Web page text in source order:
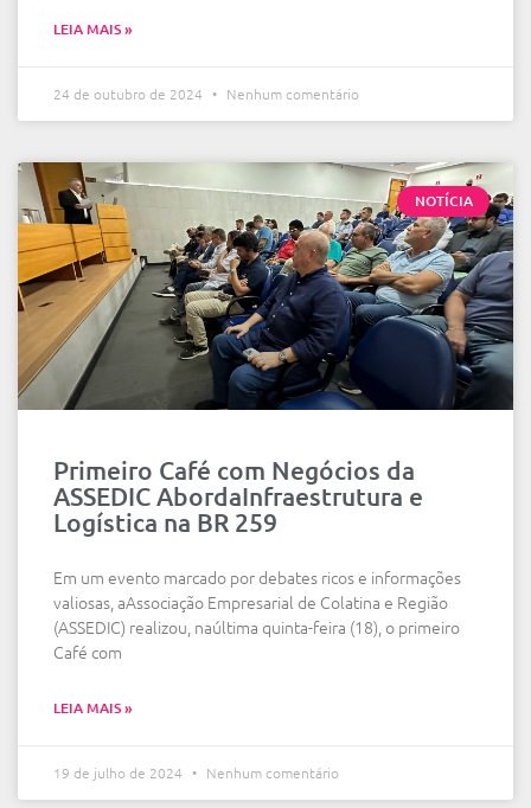
LEIA MAIS »
24 de outubro de 2024 Nenhum comentário
NOTÍCIA
Primeiro Café com Negócios da
ASSEDIC AbordaInfraestrutura e
Logística na BR 259
Em um evento marcado por debates ricos e informações
valiosas, aAssociação Empresarial de Colatina e Região
(ASSEDIC) realizou, naúltima quinta-feira (18), o primeiro
Café com
LEIA MAIS »
19 de julho de 2024 Nenhum comentário